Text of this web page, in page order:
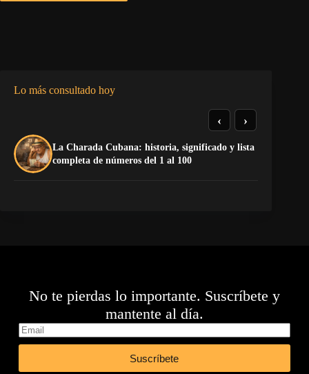
Lo más consultado hoy
La Charada Cubana: historia, significado y lista
completa de números del 1 al 100
‹ ›
No te pierdas lo importante. Suscríbete y
mantente al día.
Suscríbete